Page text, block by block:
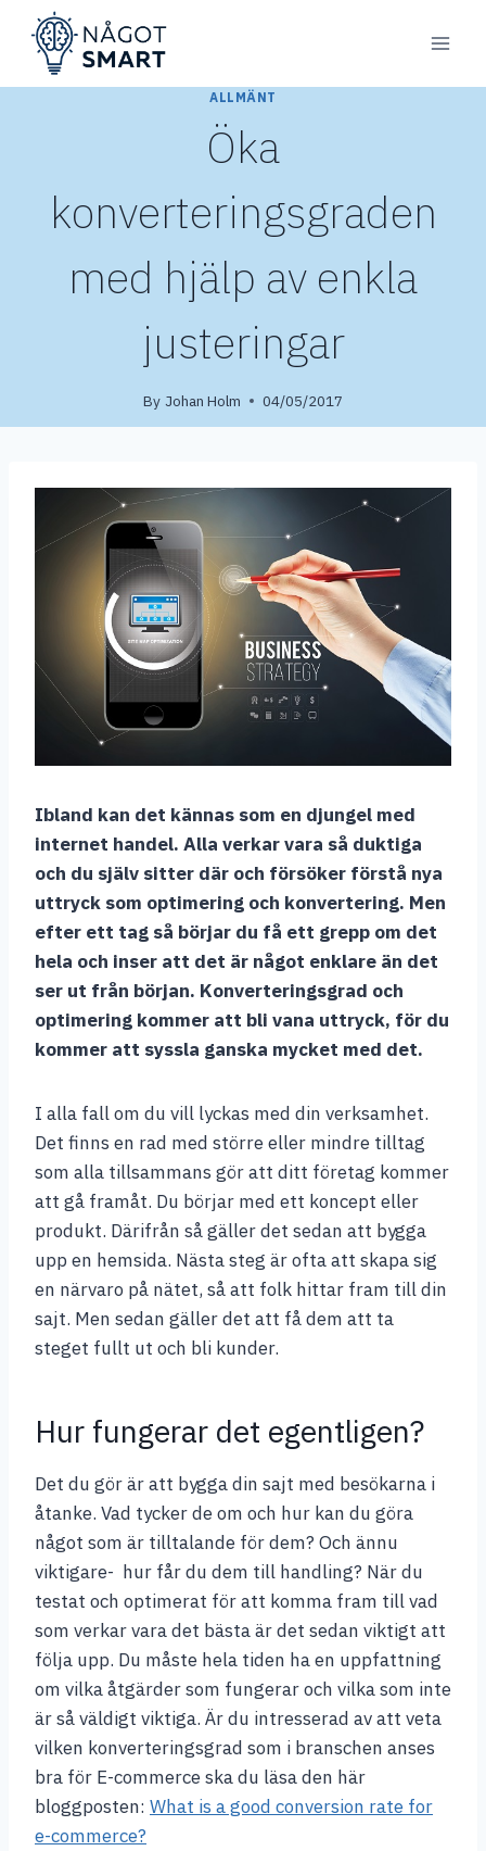
content
ALLMÄNT
Öka
konverteringsgraden
med hjälp av enkla
justeringar
By Johan Holm 04/05/2017
Ibland kan det kännas som en djungel med
internet handel. Alla verkar vara så duktiga
och du själv sitter där och försöker förstå nya
uttryck som optimering och konvertering. Men
efter ett tag så börjar du få ett grepp om det
hela och inser att det är något enklare än det
ser ut från början. Konverteringsgrad och
optimering kommer att bli vana uttryck, för du
kommer att syssla ganska mycket med det.
I alla fall om du vill lyckas med din verksamhet.
Det finns en rad med större eller mindre tilltag
som alla tillsammans gör att ditt företag kommer
att gå framåt. Du börjar med ett koncept eller
produkt. Därifrån så gäller det sedan att bygga
upp en hemsida. Nästa steg är ofta att skapa sig
en närvaro på nätet, så att folk hittar fram till din
sajt. Men sedan gäller det att få dem att ta
steget fullt ut och bli kunder.
Hur fungerar det egentligen?
Det du gör är att bygga din sajt med besökarna i
åtanke. Vad tycker de om och hur kan du göra
något som är tilltalande för dem? Och ännu
viktigare- hur får du dem till handling? När du
testat och optimerat för att komma fram till vad
som verkar vara det bästa är det sedan viktigt att
följa upp. Du måste hela tiden ha en uppfattning
om vilka åtgärder som fungerar och vilka som inte
är så väldigt viktiga. Är du intresserad av att veta
vilken konverteringsgrad som i branschen anses
bra för E-commerce ska du läsa den här
bloggposten: What is a good conversion rate for
e-commerce?